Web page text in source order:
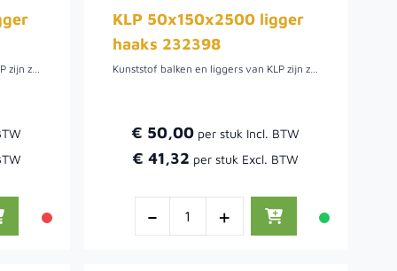
Kunststof balken en liggers van KLP zijn zeer duurzaam en vergen geen onderhoud. KLP balken en liggers zijn milieuvriendelijk, splintert en rot niet. Deze zijn in diverse lengtes en maten verkrijgbaar.
KLP 50x150x2500 ligger
haaks 232398
Kunststof balken en liggers van KLP zijn zeer duurzaam en vergen geen onderhoud. KLP balken en liggers zijn milieuvriendelijk, splintert en rot niet. Deze zijn in diverse lengtes en maten verkrijgbaar.
€ 50,00
€ 41,32
- +